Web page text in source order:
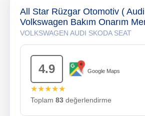
All Star Rüzgar Otomotiv (
Volkswagen Bakım Onarım
VOLKSWAGEN AUDI SKODA SEAT
4.9 Google Maps
★★★★★
Toplam 83 değerlendirme